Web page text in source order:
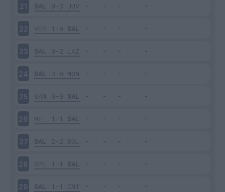
21 SAL 0-3 JUV
22 VER 1-0 SAL
23 SAL 0-2 LAZ
24 SAL 3-0 MON
25 SAM 0-0 SAL
26 MIL 1-1 SAL
27 SAL 2-2 BOL
28 SPE 1-1 SAL
29 SAL 1-1 INT